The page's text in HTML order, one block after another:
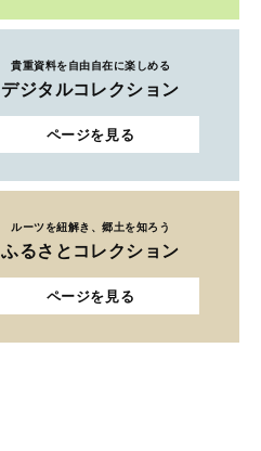
貴重資料を自由自在に楽しめる
デジタルコレクション
ページを見る
ルーツを紐解き、郷土を知ろう
ふるさとコレクション
ページを見る